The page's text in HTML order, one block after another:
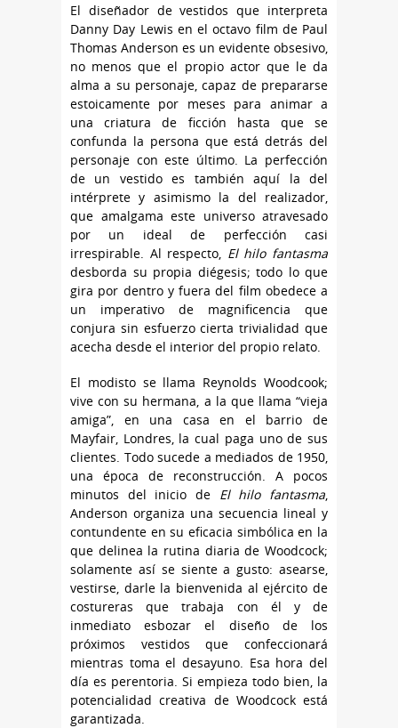
El diseñador de vestidos que interpreta
Danny Day Lewis en el octavo film de Paul
Thomas Anderson es un evidente obsesivo,
no menos que el propio actor que le da
alma a su personaje, capaz de prepararse
estoicamente por meses para animar a
una criatura de ficción hasta que se
confunda la persona que está detrás del
personaje con este último. La perfección
de un vestido es también aquí la del
intérprete y asimismo la del realizador,
que amalgama este universo atravesado
por un ideal de perfección casi
irrespirable. Al respecto, El hilo fantasma
desborda su propia diégesis; todo lo que
gira por dentro y fuera del film obedece a
un imperativo de magnificencia que
conjura sin esfuerzo cierta trivialidad que
acecha desde el interior del propio relato.
El modisto se llama Reynolds Woodcook;
vive con su hermana, a la que llama “vieja
amiga”, en una casa en el barrio de
Mayfair, Londres, la cual paga uno de sus
clientes. Todo sucede a mediados de 1950,
una época de reconstrucción. A pocos
minutos del inicio de El hilo fantasma,
Anderson organiza una secuencia lineal y
contundente en su eficacia simbólica en la
que delinea la rutina diaria de Woodcock;
solamente así se siente a gusto: asearse,
vestirse, darle la bienvenida al ejército de
costureras que trabaja con él y de
inmediato esbozar el diseño de los
próximos vestidos que confeccionará
mientras toma el desayuno. Esa hora del
día es perentoria. Si empieza todo bien, la
potencialidad creativa de Woodcock está
garantizada.